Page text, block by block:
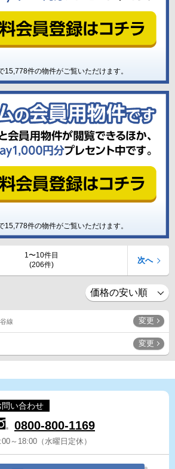
15,778件の物件がご覧いただけます。
15,778件の物件がご覧いただけます。
1〜10件目
(206件)
次へ
線 変更
変更
問い合わせ
0800-800-1169
～18:00（水曜日定休）